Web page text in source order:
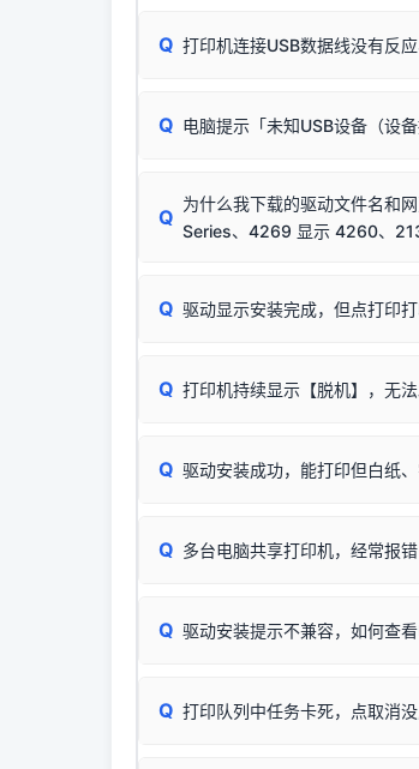
✔
结论
🛡️ 本站驱动均经过严格签名。但
该报错是因为老款打印机官方使用
（提醒：此方式仅在安装老款驱动
Q 打印机连接USB数据线没有反应
首先确认打印机电源已开启，
排除线材松动后，可尝试更换
Q 电脑提示「未知USB设备（设
将USB数据线两端全部拔下，
台式电脑请务必插在机箱后置
尝试更换一条带双磁环屏蔽的
Q
为什么我下载的驱动文件名和
Series、4269 显示 4260、
这是打印机行业普遍采用的**官
为了提高开发和维护效率，官方
📌 行业常见典型例子（它们共
：HP Smart Tank 511、
：Epson L4266、L4268、
：Canon G3820、G3821
Q 驱动显示安装完成，但点打印打
观察打印机指示灯： 🟢 绿灯
进行简易复印测试（限一体机
❌ 复印无反应/打印白纸 = 打印
Q 打印机持续显示【脱机】，无法
进入系统打印队列，点击顶部
完整图文修复指导：打印机显示脱
Q 驱动安装成功，能打印但白纸
机身自检或复印同样不正常：
Q 多台电脑共享打印机，经常报
✅ 建议首先自查：打印机本身
检查操作面板上是否有类似无
Q 驱动安装提示不兼容，如何查
系
Q 打印队列中任务卡死，点取消